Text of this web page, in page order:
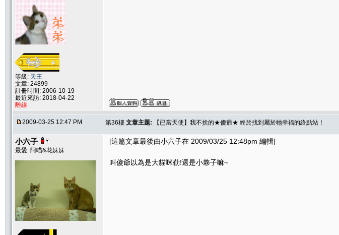
等級: 天王
文章: 24899
註冊時間: 2006-10-19
最近來訪: 2018-04-22
離線
2009-03-25 12:47 PM 第36樓 文章主題: 【已當天使】我不捨的★傻爺★ 終於找到屬於牠幸福的終點站！
小六子
最愛: 阿喵&花妹妹
[這篇文章最後由小六子在 2009/03/25 12:48pm 編輯]
叫傻爺以為是大貓咪勒!還是小夥子嘛~